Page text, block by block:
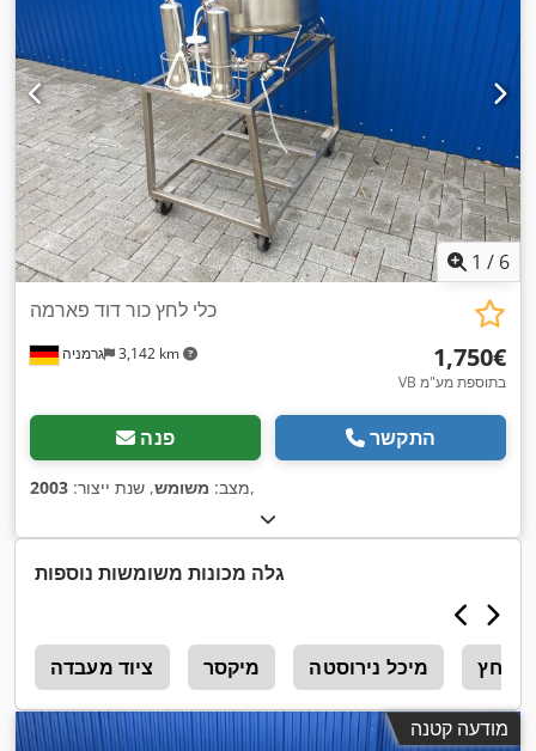
1 / 6
גרמניה 3,142 km
כלי לחץ כור דוד פארמה
‏1,750 ‏€
VB בתוספת מע"מ
פנה התקשר
מצב: משומש, שנת ייצור: 2003 ,
גלה מכונות משומשות נוספות
ציוד מעבדה מיקסר מיכל נירוסטה לחץ
מודעה קטנה